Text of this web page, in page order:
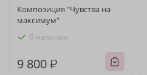
Композиция "Чувства на
максимум"
В наличии
9 800 ₽